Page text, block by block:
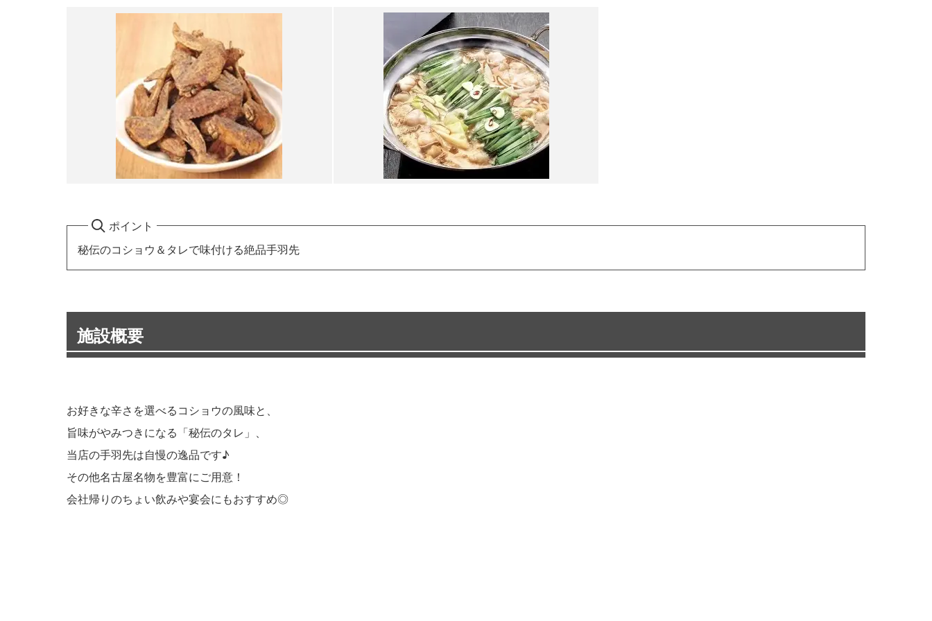
ポイント
秘伝のコショウ＆タレで味付ける絶品手羽先
施設概要
お好きな辛さを選べるコショウの風味と、
旨味がやみつきになる「秘伝のタレ」、
当店の手羽先は自慢の逸品です♪
その他名古屋名物を豊富にご用意！
会社帰りのちょい飲みや宴会にもおすすめ◎